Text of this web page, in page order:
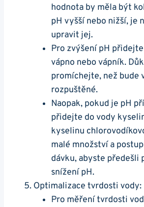
hodnota by měla být
pH vyšší nebo ‌nižší, je
upravit jej.
Pro zvýšení pH
vápno nebo⁤ vápník.
promíchejte, než bude
rozpuštěné.
Naopak, pokud⁢ je ‍pH
přidejte do vody
kyselinu
malé množství a
dávku, abyste ⁣předešli
⁢snížení pH.
Optimalizace tvrdosti vody:
Pro ‍měření tvrdosti